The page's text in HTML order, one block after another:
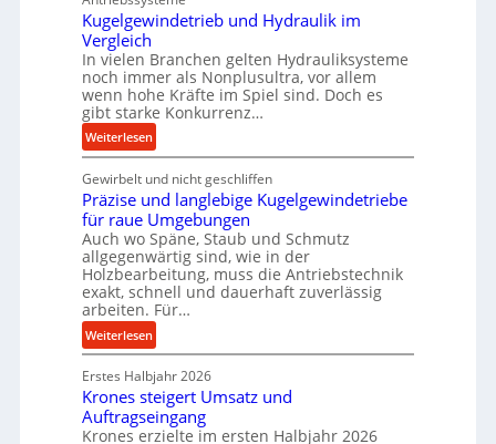
i
e
P
e
r
f
o
m
a
n
c
e
b
e
i
m
D
r
ü
Kugelgewindetrieb und Hydraulik im
Vergleich
In vielen Branchen gelten Hydrauliksysteme
noch immer als Nonplusultra, vor allem
wenn hohe Kräfte im Spiel sind. Doch es
gibt starke Konkurrenz…
Weiterlesen:
K
u
g
e
l
g
e
w
i
n
d
e
t
r
Gewirbelt und nicht geschliffen
Präzise und langlebige Kugelgewindetriebe
für raue Umgebungen
Auch wo Späne, Staub und Schmutz
allgegenwärtig sind, wie in der
Holzbearbeitung, muss die Antriebstechnik
exakt, schnell und dauerhaft zuverlässig
arbeiten. Für…
Weiterlesen:
P
r
ä
z
i
Erstes Halbjahr 2026
Krones steigert Umsatz und
Auftragseingang
Krones erzielte im ersten Halbjahr 2026